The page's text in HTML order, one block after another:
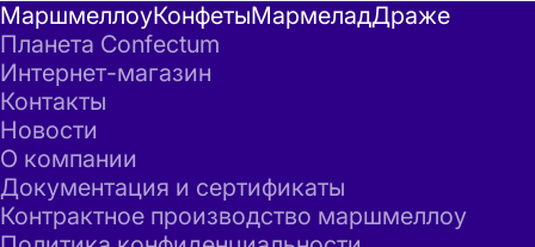
МаршмеллоуКонфетыМармеладДраже
Планета Confectum
Интернет-магазин
Контакты
Новости
О компании
Документация и сертификаты
Контрактное производство маршмеллоу